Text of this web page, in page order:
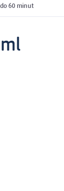
60 minut